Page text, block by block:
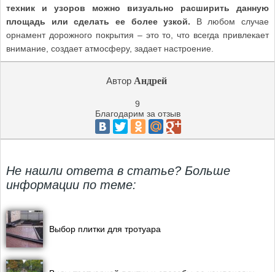
техник и узоров можно визуально расширить данную
площадь или сделать ее более узкой. В любом случае
орнамент дорожного покрытия – это то, что всегда привлекает
внимание, создает атмосферу, задает настроение.
Автор Андрей
9
Благодарим за отзыв
Не нашли ответа в статье? Больше
информации по теме:
Выбор плитки для тротуара